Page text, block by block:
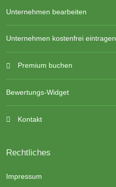
Unternehmen bearbeiten
Unternehmen kostenfrei eintragen
Premium buchen
Bewertungs-Widget
Kontakt
Rechtliches
Impressum